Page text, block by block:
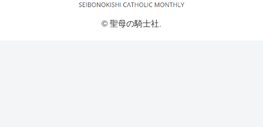
© 聖母の騎士社.